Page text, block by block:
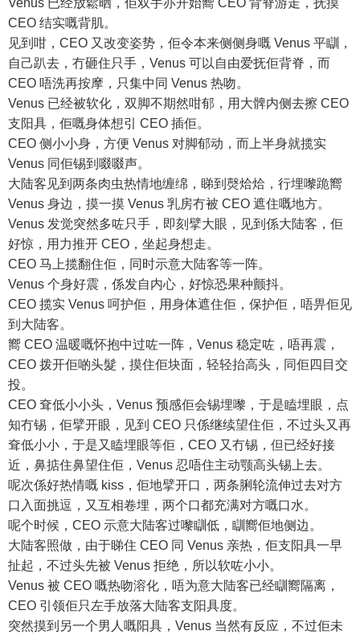
Venus 已经放鬆晒，佢双手亦开始嚮 CEO 背脊游走，抚摸
CEO 结实嘅背肌。
见到咁，CEO 又改变姿势，佢令本来侧侧身嘅 Venus 平瞓，
自己趴去，冇砸住只手，Venus 可以自由爱抚佢背脊，而
CEO 唔洗再按摩，只集中同 Venus 热吻。
Venus 已经被软化，双脚不期然咁郁，用大髀内侧去擦 CEO
支阳具，佢嘅身体想引 CEO 插佢。
CEO 侧小小身，方便 Venus 对脚郁动，而上半身就揽实
Venus 同佢锡到啜啜声。
大陆客见到两条肉虫热情地缠绵，睇到㷫烚烚，行埋嚟跪嚮
Venus 身边，摸一摸 Venus 乳房冇被 CEO 遮住嘅地方。
Venus 发觉突然多咗只手，即刻擘大眼，见到係大陆客，佢
好惊，用力推开 CEO，坐起身想走。
CEO 马上揽翻住佢，同时示意大陆客等一阵。
Venus 个身好震，係发自内心，好惊恐果种颤抖。
CEO 揽实 Venus 呵护佢，用身体遮住佢，保护佢，唔畀佢见
到大陆客。
嚮 CEO 温暖嘅怀抱中过咗一阵，Venus 稳定咗，唔再震，
CEO 拨开佢啲头髮，摸住佢块面，轻轻抬高头，同佢四目交
投。
CEO 耷低小小头，Venus 预感佢会锡埋嚟，于是瞌埋眼，点
知冇锡，佢擘开眼，见到 CEO 只係继续望住佢，不过头又再
耷低小小，于是又瞌埋眼等佢，CEO 又冇锡，但已经好接
近，鼻掂住鼻望住佢，Venus 忍唔住主动颚高头锡上去。
呢次係好热情嘅 kiss，佢地擘开口，两条脷轮流伸过去对方
口入面挑逗，又互相卷埋，两个口都充满对方嘅口水。
呢个时候，CEO 示意大陆客过嚟瞓低，瞓嚮佢地侧边。
大陆客照做，由于睇住 CEO 同 Venus 亲热，佢支阳具一早
扯起，不过头先被 Venus 拒绝，所以软咗小小。
Venus 被 CEO 嘅热吻溶化，唔为意大陆客已经瞓嚮隔离，
CEO 引领佢只左手放落大陆客支阳具度。
突然摸到另一个男人嘅阳具，Venus 当然有反应，不过佢未